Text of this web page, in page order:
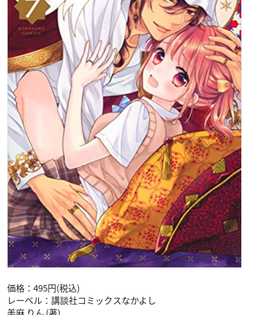
価格：495円(税込)
レーベル：講談社コミックス別冊フレンド
春藤 なかば (著)
かわいい年下男子が大好きな女子高生のまどか。
ある日、実家の食堂のバイトとして志倉くんがやってきた!
きれいでイケメンな志倉くんだけど超絶感じが悪くって!?
絶対に好きにならないと思っていたけど、
時々見せる姿が、悶絶するほどかわいい~~~~!!
本当に好きにならないでいられるの~~~!?
S級ツンデレ男子とのギャップラブ♪ 第1巻!
▼ご予約・ご購入はこちらから
Amazon
シーク様とハーレムで。(7)